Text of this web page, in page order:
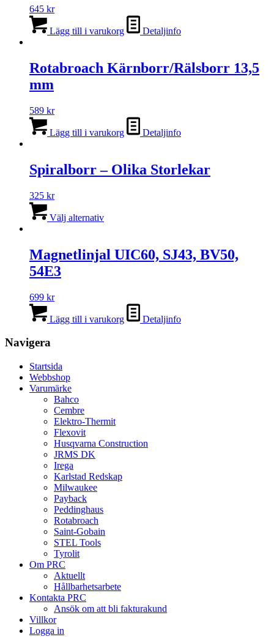
645 kr
Lägg till i varukorg Detaljinfo
Rotabroach Kärnborr/Rälsborr 13,5
mm
589 kr
Lägg till i varukorg Detaljinfo
Spiralborr – Olika Storlekar
325 kr
Välj alternativhär
flera
varianter.
väljas
på
Magnetlinjal UIC60, SJ43, BV50,
54E3
699 kr
Lägg till i varukorg Detaljinfo
Navigera
Startsida
Webbshop
Varumärke
Bahco
Cembre
Elektro-Thermit
Flexovit
Husqvarna Construction
JRMS DK
Irega
Karlstad Redskap
Milwaukee
Payback
Peddinghaus
Rotabroach
Saint-Gobain
STEL Tools
Tyrolit
Om PRC
Aktuellt
Hållbarhetsarbete
Kontakta PRC
Ansök om att bli fakturakund
Villkor
Logga in